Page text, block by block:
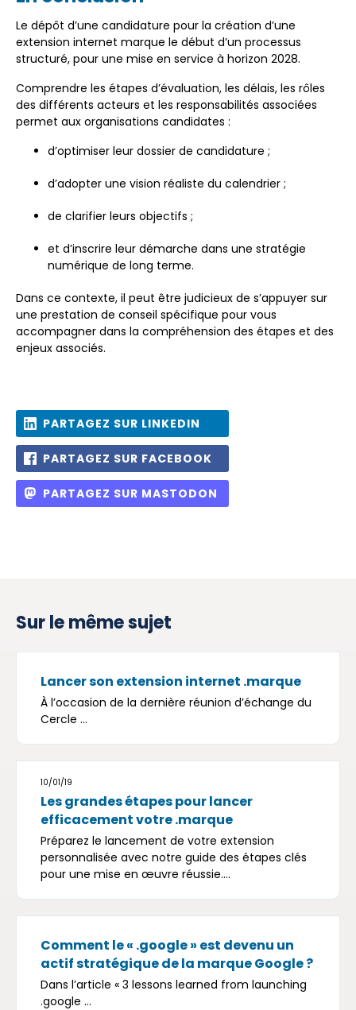
Le dépôt d’une candidature pour la création d’une
extension internet marque le début d’un processus
structuré, pour une mise en service à horizon 2028.
Comprendre les étapes d’évaluation, les délais, les rôles
des différents acteurs et les responsabilités associées
permet aux organisations candidates :
d’optimiser leur dossier de candidature ;
d’adopter une vision réaliste du calendrier ;
de clarifier leurs objectifs ;
et d’inscrire leur démarche dans une stratégie
numérique de long terme.
Dans ce contexte, il peut être judicieux de s’appuyer sur
une prestation de conseil spécifique pour vous
accompagner dans la compréhension des étapes et des
enjeux associés.
PARTAGEZ SUR LINKEDIN
PARTAGEZ SUR FACEBOOK
PARTAGEZ SUR MASTODON
Sur le même sujet
Lancer son extension internet .marque
À l’occasion de la dernière réunion d’échange du
Cercle ...
10/01/19
Les grandes étapes pour lancer
efficacement votre .marque
Préparez le lancement de votre extension
personnalisée avec notre guide des étapes clés
pour une mise en œuvre réussie....
Comment le « .google » est devenu un
actif stratégique de la marque Google ?
Dans l’article « 3 lessons learned from launching
.google ...